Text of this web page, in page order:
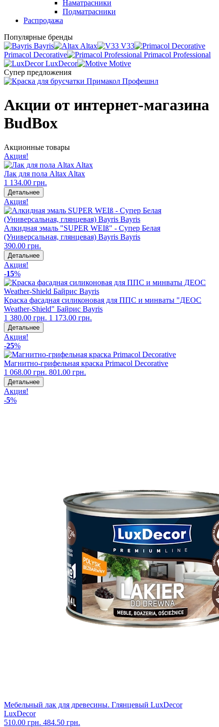
Наматрасники
Подматрасники
Распродажа
Популярные бренды
Bayris
Altax
V33
Primacol Decorative
Primacol Professional
LuxDecor
Motive
Супер предложения
Акции от интернет-магазина
BudBox
Акционные товары
Акция!
Лак для пола Altax Altax
1 134.00 грн.
Детальнее
Акция!
Алкидная эмаль "SUPER WEIß" - Супер Белая
(Универсальная, глянцевая) Bayris Bayris
390.00 грн.
Детальнее
Акция!
-15%
Краска фасадная силиконовая для ППС и минваты "ДЕОС
Weather-Shield" Байрис Bayris
1 380.00 грн. 1 173.00 грн.
Детальнее
Акция!
-25%
Магнитно-грифельная краска Primacol Decorative
1 068.00 грн. 801.00 грн.
Детальнее
Акция!
-5%
Мебельный лак для древесины. Глянцевый LuxDecor
LuxDecor
510.00 грн. 484.50 грн.